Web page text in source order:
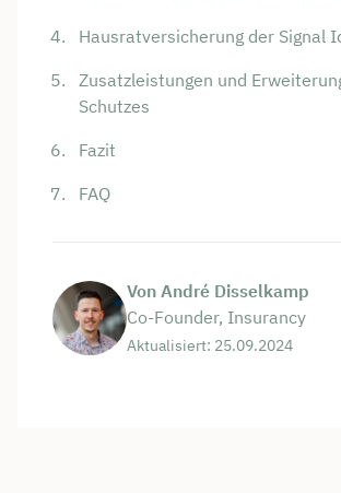
Hausratversicherung der Signal
Zusatzleistungen und
Schutzes
Fazit
FAQ
Von André Disselkamp
Co-Founder, Insurancy
Aktualisiert: 25.09.2024